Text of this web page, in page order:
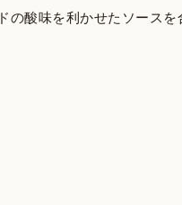
ドの酸味を利かせたソースを